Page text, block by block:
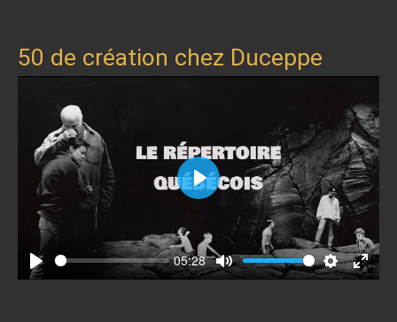
50 de création chez Duceppe
Play
05:28
Mute SettingsEnter
Play